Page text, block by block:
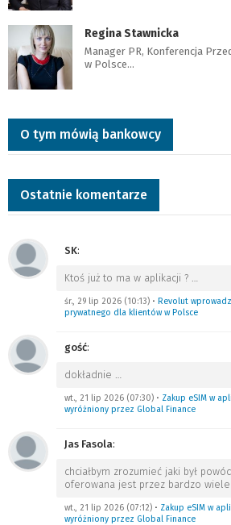
Regina Stawnicka
Manager PR, Konferencja
w Polsce…
O tym mówią bankowcy
Ostatnie komentarze
SK:
Ktoś już to ma w aplikacji ? …
śr., 29 lip 2026 (10:13) • Revolut
prywatnego dla klientów w Polsce
gość:
dokładnie …
wt., 21 lip 2026 (07:30) • Zakup eSIM w
wyróżniony przez Global Finance
Jas Fasola:
chciałbym zrozumieć jaki był
oferowana jest przez bardzo wiele
wt., 21 lip 2026 (07:12) • Zakup eSIM w
wyróżniony przez Global Finance